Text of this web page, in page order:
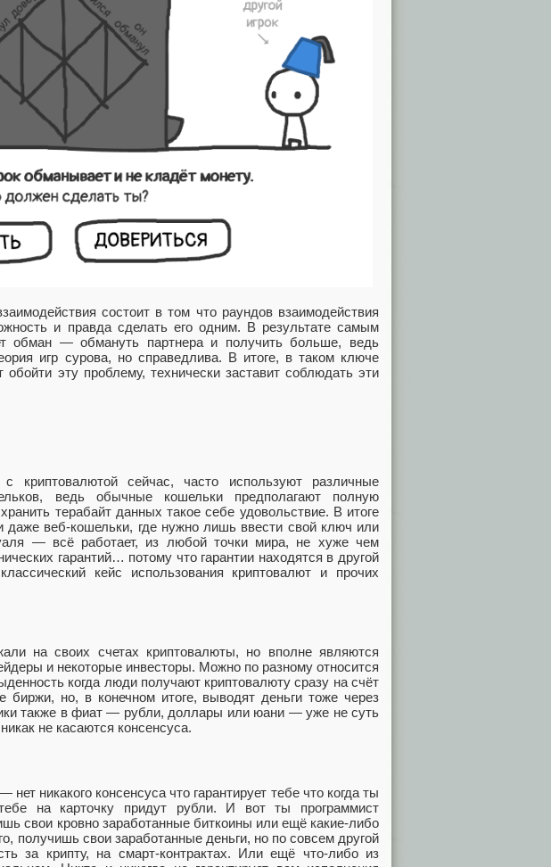
состоит в том что раундов взаимодействия
и правда сделать его одним. В результате самым
обман — обмануть партнера и получить больше, ведь
игр сурова, но справедлива. В итоге, в таком ключе
обойти эту проблему, технически заставит соблюдать эти
криптовалютой сейчас, часто используют различные
ведь обычные кошельки предполагают полную
терабайт данных такое себе удовольствие. В итоге
веб-кошельки, где нужно лишь ввести свой ключ или
— всё работает, из любой точки мира, не хуже чем
гарантий… потому что гарантии находятся в другой
кейс использования криптовалют и прочих
на своих счетах криптовалюты, но вполне являются
и некоторые инвесторы. Можно по разному относится
когда люди получают криптовалюту сразу на счёт
биржи, но, в конечном итоге, выводят деньги тоже через
также в фиат — рубли, доллары или юани — уже не суть
не касаются консенсуса.
никакого консенсуса что гарантирует тебе что когда ты
на карточку придут рубли. И вот ты программист
свои кровно заработанные биткоины или ещё какие-либо
получишь свои заработанные деньги, но по совсем другой
за крипту, на смарт-контрактах. Или ещё что-либо из